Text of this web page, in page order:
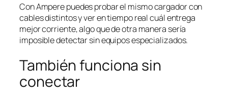
Con Ampere puedes probar el mismo cargador con
cables distintos y ver en tiempo real cuál entrega
mejor corriente, algo que de otra manera sería
imposible detectar sin equipos especializados.
También funciona sin
conectar